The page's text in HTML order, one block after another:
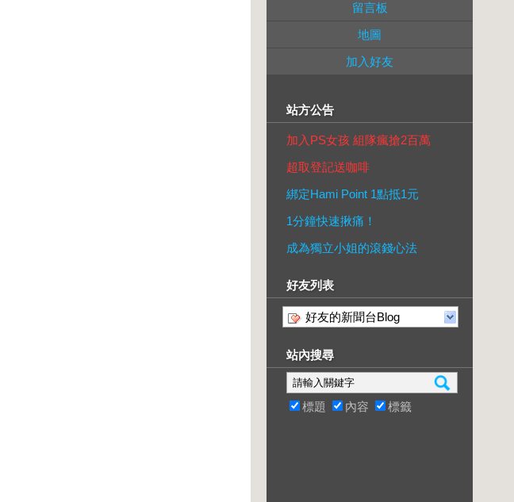
留言板
地圖
加入好友
站方公告
加入PS女孩 組隊瘋搶2百萬
超取登記送咖啡
綁定Hami Point 1點抵1元
1分鐘快速揪痛！
成為獨立小姐的滾錢心法
好友列表
好友的新聞台Blog
站內搜尋
標題 內容 標籤